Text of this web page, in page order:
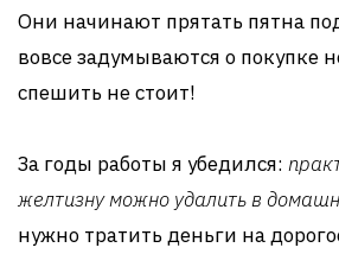
Они начинают прятать пятна
вовсе задумываются о покупке
спешить не стоит!
За годы работы я убедился:
желтизну можно удалить в
нужно тратить деньги на